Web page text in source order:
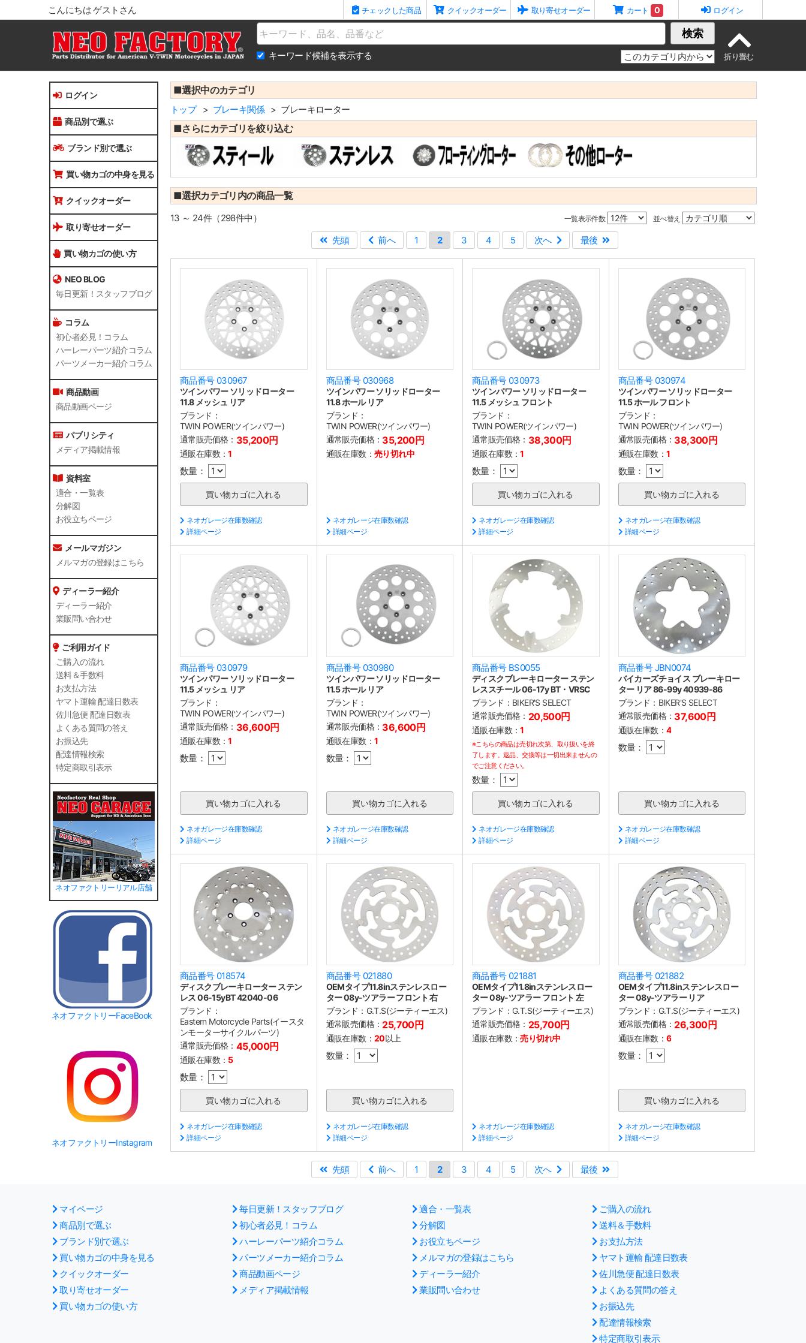
こんにちは ゲストさん チェックした商品 クイックオーダー 取り寄せオーダー カート 0 ログイン
Name 検索
キーワード候補を表示する
ログイン
商品別で選ぶ
ブランド別で選ぶ
買い物カゴの中身を見る
クイックオーダー
取り寄せオーダー
買い物カゴの使い方
NEO BLOG
毎日更新！スタッフブログ
コラム
初心者必見！コラム
ハーレーパーツ紹介コラム
パーツメーカー紹介コラム
商品動画
商品動画ページ
パブリシティ
メディア掲載情報
資料室
適合・一覧表
分解図
お役立ちページ
メールマガジン
メルマガの登録はこちら
ディーラー紹介
ディーラー紹介
業販問い合わせ
ご利用ガイド
ご購入の流れ
送料＆手数料
お支払方法
ヤマト運輸 配達日数表
佐川急便 配達日数表
よくある質問の答え
お振込先
配達情報検索
特定商取引表示
ネオファクトリーリアル店舗
ネオファクトリーFaceBook
ネオファクトリーInstagram
■選択中のカテゴリ
トップ ブレーキ関係 ブレーキローター
■さらにカテゴリを絞り込む
■選択カテゴリ内の商品一覧
一覧表示件数 並べ替え
13 ～ 24件（298件中）
先頭
前へ 1 2 3 4 5 次へ 最後
商品番号 030967
ツインパワー ソリッドローター
11.8 メッシュ リア
ブランド：
TWIN POWER(ツインパワー)
通常販売価格： 35,200円
通販在庫数：1
数量：
ネオガレージ在庫数確認
詳細ページ
商品番号 030968
ツインパワー ソリッドローター
11.8 ホール リア
ブランド：
TWIN POWER(ツインパワー)
通常販売価格： 35,200円
通販在庫数： 売り切れ中
ネオガレージ在庫数確認
詳細ページ
商品番号 030973
ツインパワー ソリッドローター
11.5 メッシュ フロント
ブランド：
TWIN POWER(ツインパワー)
通常販売価格： 38,300円
通販在庫数：1
数量：
ネオガレージ在庫数確認
詳細ページ
商品番号 030974
ツインパワー ソリッドローター
11.5 ホール フロント
ブランド：
TWIN POWER(ツインパワー)
通常販売価格： 38,300円
通販在庫数： 1
数量：
ネオガレージ在庫数確認
詳細ページ
商品番号 030979
ツインパワー ソリッドローター
11.5 メッシュ リア
ブランド：
TWIN POWER(ツインパワー)
通常販売価格： 36,600円
通販在庫数：1
数量：
ネオガレージ在庫数確認
詳細ページ
商品番号 030980
ツインパワー ソリッドローター
11.5 ホール リア
ブランド：
TWIN POWER(ツインパワー)
通常販売価格： 36,600円
通販在庫数： 1
数量：
ネオガレージ在庫数確認
詳細ページ
商品番号 BS0055
ディスクブレーキローター ステン
レススチール 06-17y BT・VRSC
ブランド： BIKER'S SELECT
通常販売価格： 20,500円
通販在庫数：1
※こちらの商品は売切れ次第、取り扱いを終
了します。返品、交換等は一切出来ませんの
でご注意ください。
数量：
ネオガレージ在庫数確認
詳細ページ
商品番号 JBN0074
バイカーズチョイス ブレーキロー
ター リア 86-99y 40939-86
ブランド： BIKER'S SELECT
通常販売価格： 37,600円
通販在庫数： 4
数量：
ネオガレージ在庫数確認
詳細ページ
商品番号 018574
ディスクブレーキローター ステン
レス 06-15yBT 42040-06
ブランド：
Eastern Motorcycle Parts(イースタ
ンモーターサイクルパーツ)
通常販売価格： 45,000円
通販在庫数： 5
数量：
ネオガレージ在庫数確認
詳細ページ
商品番号 021880
OEMタイプ11.8inステンレスロー
ター 08y-ツアラー フロント 右
ブランド： G.T.S(ジーティーエス)
通常販売価格： 25,700円
通販在庫数： 20以上
数量：
ネオガレージ在庫数確認
詳細ページ
商品番号 021881
OEMタイプ11.8inステンレスロー
ター 08y-ツアラー フロント 左
ブランド： G.T.S(ジーティーエス)
通常販売価格： 25,700円
通販在庫数：売り切れ中
ネオガレージ在庫数確認
詳細ページ
商品番号 021882
OEMタイプ11.8inステンレスロー
ター 08y-ツアラー リア
ブランド： G.T.S(ジーティーエス)
通常販売価格： 26,300円
通販在庫数： 6
数量：
ネオガレージ在庫数確認
詳細ページ
先頭 前へ 1 2 3 4 5 次へ 最後
マイページ
商品別で選ぶ
ブランド別で選ぶ
買い物カゴの中身を見る
クイックオーダー
取り寄せオーダー
買い物カゴの使い方
毎日更新！スタッフブログ
初心者必見！コラム
ハーレーパーツ紹介コラム
パーツメーカー紹介コラム
商品動画ページ
メディア掲載情報
適合・一覧表
分解図
お役立ちページ
メルマガの登録はこちら
ディーラー紹介
業販問い合わせ
ご購入の流れ
送料＆手数料
お支払方法
ヤマト運輸 配達日数表
佐川急便 配達日数表
よくある質問の答え
お振込先
配達情報検索
特定商取引表示